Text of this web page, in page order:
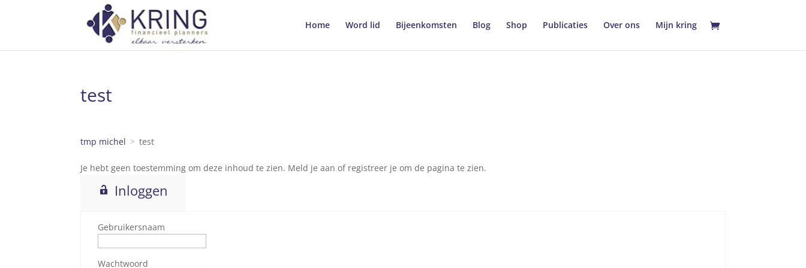
Home Word lid Bijeenkomsten Blog Shop Publicaties Over ons Mijn kring
test
tmp michel test
Je hebt geen toestemming om deze inhoud te zien. Meld je aan of registreer je om de pagina te zien.
Inloggen
Gebruikersnaam
Wachtwoord